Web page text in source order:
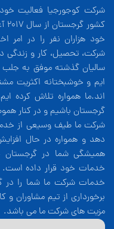
شرکت کوجورجیا فعالیت
خود هزاران نفر را در امر
شرکت، تحصیل، کار و زندگی
سالیان گذشته موفق به جلب
ایم و خوشبختانه اکثریت
اند.ما همواره تلاش کرده
گرجستان باشیم و در کنار
شرکت ما طیف وسیعی از
دهد و همواره در حال
همیشگی شما در گرجستان
خدمات خود قرار داده
خدمات شرکت ما شما را در
برخورداری از تیم مشاوران و
مزیت های شرکت ما می باشد.